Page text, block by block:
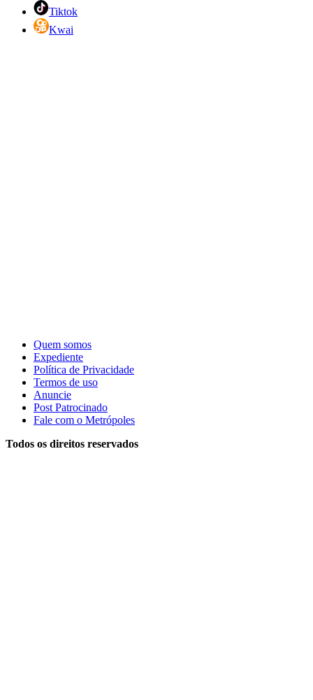
Tiktok
Kwai
Quem somos
Expediente
Política de Privacidade
Termos de uso
Anuncie
Post Patrocinado
Fale com o Metrópoles
Todos os direitos reservados